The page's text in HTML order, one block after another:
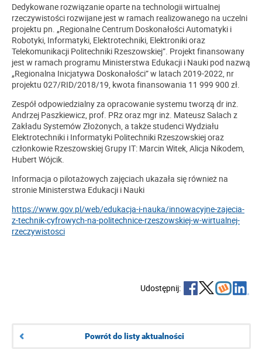
Dedykowane rozwiązanie oparte na technologii wirtualnej
rzeczywistości rozwijane jest w ramach realizowanego na uczelni
projektu pn. „Regionalne Centrum Doskonałości Automatyki i
Robotyki, Informatyki, Elektrotechniki, Elektroniki oraz
Telekomunikacji Politechniki Rzeszowskiej”. Projekt finansowany
jest w ramach programu Ministerstwa Edukacji i Nauki pod nazwą
„Regionalna Inicjatywa Doskonałości” w latach 2019-2022, nr
projektu 027/RID/2018/19, kwota finansowania 11 999 900 zł.
Zespół odpowiedzialny za opracowanie systemu tworzą dr inż.
Andrzej Paszkiewicz, prof. PRz oraz mgr inż. Mateusz Salach z
Zakładu Systemów Złożonych, a także studenci Wydziału
Elektrotechniki i Informatyki Politechniki Rzeszowskiej oraz
członkowie Rzeszowskiej Grupy IT: Marcin Witek, Alicja Nikodem,
Hubert Wójcik.
Informacja o pilotażowych zajęciach ukazała się również na
stronie Ministerstwa Edukacji i Nauki
https://www.gov.pl/web/edukacja-i-nauka/innowacyjne-zajecia-
z-technik-cyfrowych-na-politechnice-rzeszowskiej-w-wirtualnej-
rzeczywistosci
Udostępnij:
Powrót do listy aktualności